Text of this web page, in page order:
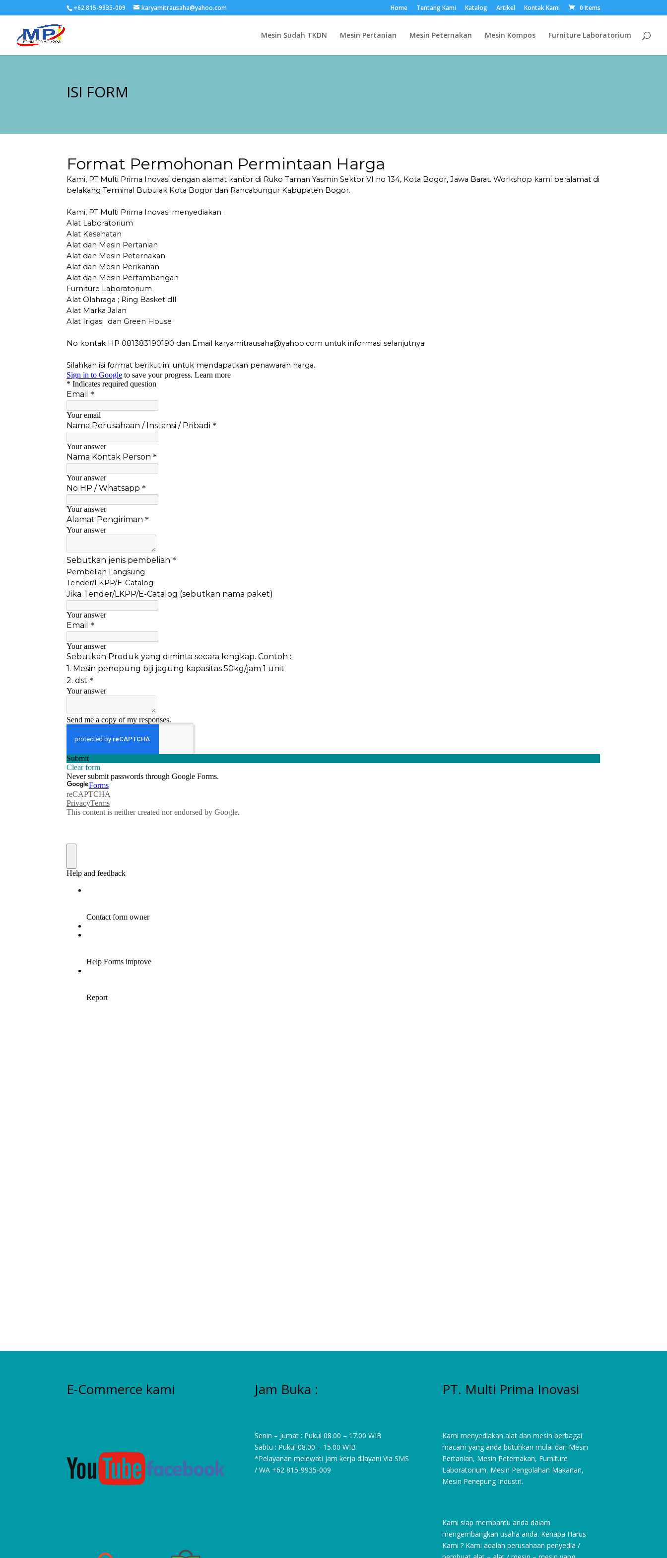
+62 815-9935-009 karyamitrausaha@yahoo.com Home Tentang Kami Katalog Artikel Kontak Kami 0 Items
Mesin Sudah TKDN Mesin Pertanian Mesin Peternakan Mesin Kompos Furniture Laboratorium
ISI FORM
E-Commerce kami Jam Buka :
Senin – Jumat : Pukul 08.00 – 17.00 WIB
Sabtu : Pukul 08.00 – 15.00 WIB
*Pelayanan melewati jam kerja dilayani Via SMS
/ WA +62 815-9935-009
PT. Multi Prima Inovasi
Kami menyediakan alat dan mesin berbagai
macam yang anda butuhkan mulai dari Mesin
Pertanian, Mesin Peternakan, Furniture
Laboratorium, Mesin Pengolahan Makanan,
Mesin Penepung Industri.
Kami siap membantu anda dalam
mengembangkan usaha anda. Kenapa Harus
Kami ? Kami adalah perusahaan penyedia /